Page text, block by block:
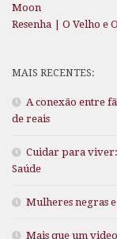
Moon
Resenha | O Velho e
MAIS RECENTES:
A conexão entre
de reais
Cuidar para
Saúde
Mulheres negras
Mais que um